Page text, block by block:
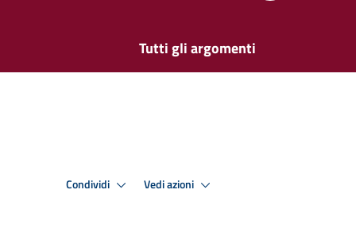
Tutti gli argomenti
Condividi Vedi azioni